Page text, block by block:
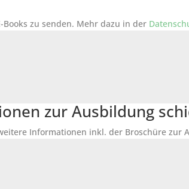
Books zu senden. Mehr dazu in der
zur Ausbildung
Informationen inkl. der Broschüre zur